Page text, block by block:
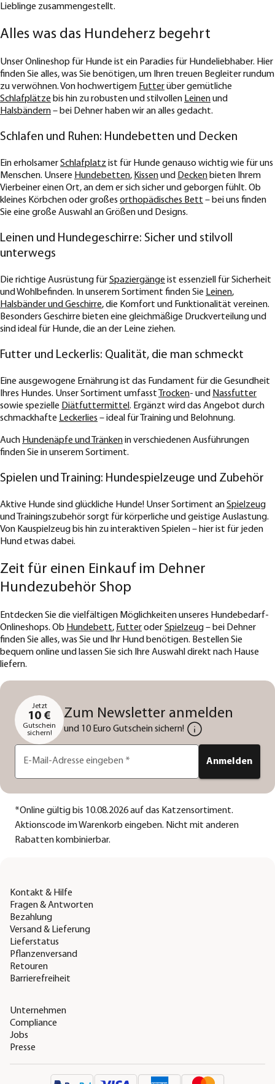
Lieblinge zusammengestellt.
Alles was das Hundeherz begehrt
Unser Onlineshop für Hunde ist ein Paradies für Hundeliebhaber. Hier
finden Sie alles, was Sie benötigen, um Ihren treuen Begleiter rundum
zu verwöhnen. Von hochwertigem Futterüber gemütliche
Schlafplätze bis hin zu robusten und stilvollen Leinenund
Halsbändern– bei Dehner haben wir an alles gedacht.
Schlafen und Ruhen: Hundebetten und Decken
Ein erholsamerSchlafplatz ist für Hunde genauso wichtig wie für uns
Menschen. Unsere Hundebetten, Kissenund Decken bieten Ihrem
Vierbeiner einen Ort, an dem er sich sicher und geborgen fühlt. Ob
kleines Körbchen oder großes orthopädisches Bett – bei uns finden
Sie eine große Auswahl an Größen und Designs.
Leinen und Hundegeschirre: Sicher und stilvoll
unterwegs
Die richtige Ausrüstung fürSpaziergänge ist essenziell für Sicherheit
und Wohlbefinden. In unserem Sortiment finden Sie Leinen,
Halsbänder und Geschirre, die Komfort und Funktionalität vereinen.
Besonders Geschirre bieten eine gleichmäßige Druckverteilung und
sind ideal für Hunde, die an der Leine ziehen.
Futter und Leckerlis: Qualität, die man schmeckt
Eine ausgewogene Ernährung ist das Fundament für die Gesundheit
Ihres Hundes. Unser Sortiment umfasst
Trocken- und Nassfutter
sowie spezielle Diätfuttermittel . Ergänzt wird das Angebot durch
schmackhafte Leckerlies – ideal für Training und Belohnung.
Auch Hundenäpfe und Tränkenin verschiedenen Ausführungen
finden Sie in unserem Sortiment.
Spielen und Training: Hundespielzeuge und Zubehör
Aktive Hunde sind glückliche Hunde! Unser Sortiment anSpielzeug
und Trainingszubehör sorgt für körperliche und geistige Auslastung.
Von Kauspielzeug bis hin zu interaktiven Spielen – hier ist für jeden
Hund etwas dabei.
Zeit für einen Einkauf im Dehner
Hundezubehör Shop
Entdecken Sie die vielfältigen Möglichkeiten unseres Hundebedarf-
Onlineshops. Ob Hundebett, FutteroderSpielzeug– bei Dehner
finden Sie alles, was Sie und Ihr Hund benötigen. Bestellen Sie
bequem online und lassen Sie sich Ihre Auswahl direkt nach Hause
liefern.
Jetzt
10 €
Gutschein
sichern!
Zum Newsletter anmelden
und 10 Euro Gutschein sichern!
E-Mail-Adresse eingeben * Anmelden
*Online gültig bis 10.08.2026 auf das Katzensortiment.
Aktionscode im Warenkorb eingeben. Nicht mit anderen
Rabatten kombinierbar.
Kontakt & Hilfe
Fragen & Antworten
Bezahlung
Versand & Lieferung
Lieferstatus
Pflanzenversand
Retouren
Barrierefreiheit
Unternehmen
Compliance
Jobs
Presse